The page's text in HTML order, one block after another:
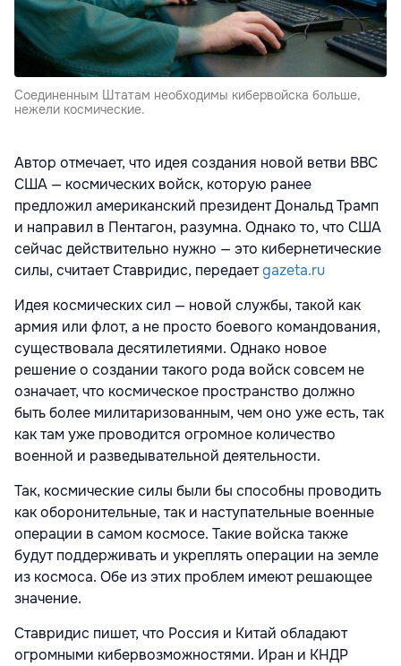
Соединенным Штатам необходимы кибервойска больше,
нежели космические.
Автор отмечает, что идея создания новой ветви ВВС
США — космических войск, которую ранее
предложил американский президент Дональд Трамп
и направил в Пентагон, разумна. Однако то, что США
сейчас действительно нужно — это кибернетические
силы, считает Ставридис, передаетgazeta.ru
Идея космических сил — новой службы, такой как
армия или флот, а не просто боевого командования,
существовала десятилетиями. Однако новое
решение о создании такого рода войск совсем не
означает, что космическое пространство должно
быть более милитаризованным, чем оно уже есть, так
как там уже проводится огромное количество
военной и разведывательной деятельности.
Так, космические силы были бы способны проводить
как оборонительные, так и наступательные военные
операции в самом космосе. Такие войска также
будут поддерживать и укреплять операции на земле
из космоса. Обе из этих проблем имеют решающее
значение.
Ставридис пишет, что Россия и Китай обладают
огромными кибервозможностями. Иран и КНДР